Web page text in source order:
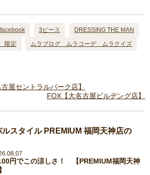
facebook 3ピース
DRESSING THE MAN
限定
ムラブログ ムラコーデ ムラクイズ
屋セントラルパーク店】
FOX【大名古屋ビルヂング店】
スタイル PREMIUM 福岡天神店の
円でこの涼しさ！ 【PREMIUM福岡天神